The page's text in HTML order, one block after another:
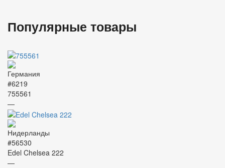
Популярные товары
#6219
755561
—
#56530
Edel Chelsea 222
—